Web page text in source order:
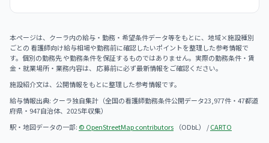
本ページは、クーラ内の給与・勤務・希望条件データ等をもとに、地域×施設種別
ごとの 看護師向け給与相場や勤務前に確認したいポイントを整理した参考情報で
す。個別の勤務先 や勤務条件を保証するものではありません。実際の勤務条件・賃
金・就業場所・業務内容は、 応募前に必ず最新情報をご確認ください。
施設紹介文は、公開情報をもとに整理した参考情報です。
給与情報出典: クーラ独自集計（全国の看護師勤務条件公開データ23,977件・47都道
府県・947自治体、2025年収集）
駅・地図データの一部: © OpenStreetMap contributors （ODbL） /CARTO